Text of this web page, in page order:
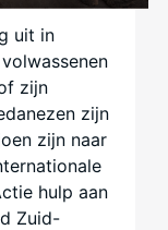
uit in
zijn
zijn
zijn naar
hulp aan
Zuid-